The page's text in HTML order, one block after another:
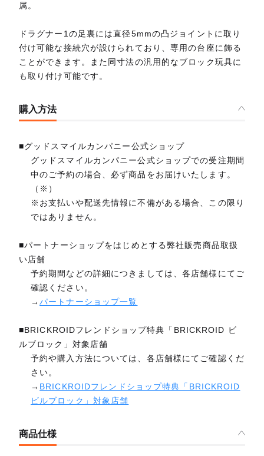
属。
ドラグナー1の足裏には直径5mmの凸ジョイントに取り
付け可能な接続穴が設けられており、専用の台座に飾る
ことができます。また同寸法の汎用的なブロック玩具に
も取り付け可能です。
購入方法
■グッドスマイルカンパニー公式ショップ
グッドスマイルカンパニー公式ショップでの受注期間
中のご予約の場合、必ず商品をお届けいたします。
（※）
※お支払いや配送先情報に不備がある場合、この限り
ではありません。
■パートナーショップをはじめとする弊社販売商品取扱
い店舗
予約期間などの詳細につきましては、各店舗様にてご
確認ください。
→パートナーショップ一覧
■BRICKROIDフレンドショップ特典「BRICKROID ビ
ルブロック」対象店舗
予約や購入方法については、各店舗様にてご確認くだ
さい。
→ BRICKROIDフレンドショップ特典「BRICKROID
ビルブロック」対象店舗
商品仕様